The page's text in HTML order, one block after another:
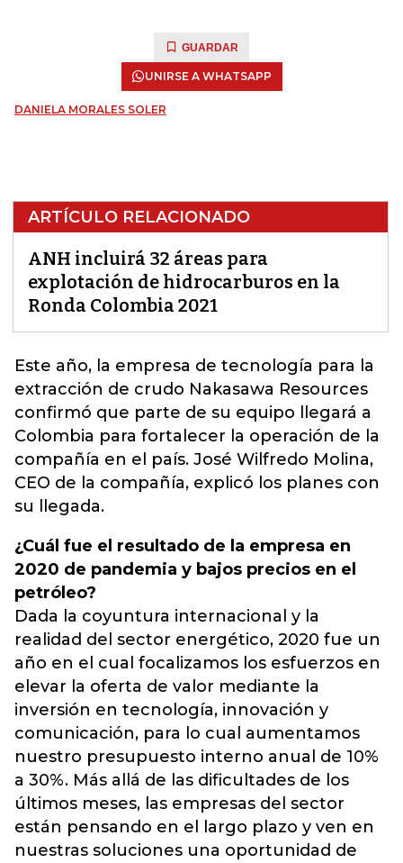
GUARDAR
UNIRSE A WHATSAPP
DANIELA MORALES SOLER
ARTÍCULO RELACIONADO
ANH incluirá 32 áreas para
explotación de hidrocarburos en la
Ronda Colombia 2021
Este año, la empresa de tecnología para la
extracción de crudo Nakasawa Resources
confirmó que parte de su equipo llegará a
Colombia para fortalecer la operación de la
compañía en el país. José Wilfredo Molina,
CEO de la compañía, explicó los planes con
su llegada.
¿Cuál fue el resultado de la empresa en
2020 de pandemia y bajos precios en el
petróleo?
Dada la coyuntura internacional y la
realidad del sector energético, 2020 fue un
año en el cual focalizamos los esfuerzos en
elevar la oferta de valor mediante la
inversión en tecnología, innovación y
comunicación, para lo cual aumentamos
nuestro presupuesto interno anual de 10%
a 30%. Más allá de las dificultades de los
últimos meses, las empresas del sector
están pensando en el largo plazo y ven en
nuestras soluciones una oportunidad de